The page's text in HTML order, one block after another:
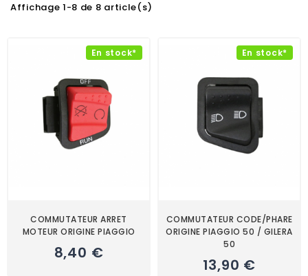
Affichage 1-8 de 8 article(s)
En stock*
COMMUTATEUR ARRET
MOTEUR ORIGINE PIAGGIO
8,40 €
En stock*
COMMUTATEUR CODE/PHARE
ORIGINE PIAGGIO 50 / GILERA
50
13,90 €